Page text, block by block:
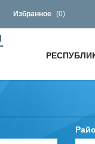
Избранное (0)